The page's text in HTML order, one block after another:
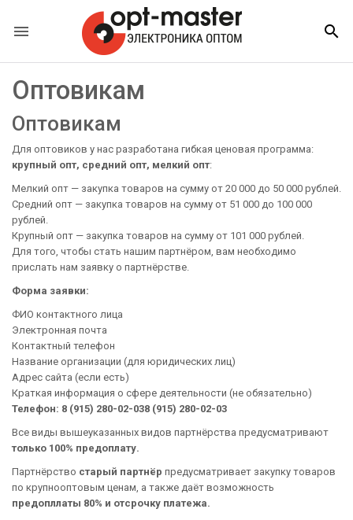
 
Оптовикам
Оптовикам
Для оптовиков у нас разработана гибкая ценовая программа:
крупный опт, средний опт, мелкий опт:
Мелкий опт — закупка товаров на сумму от 20 000 до 50 000 рублей.
Средний опт — закупка товаров на сумму от 51 000 до 100 000
рублей.
Крупный опт — закупка товаров на сумму от 101 000 рублей.
Для того, чтобы стать нашим партнёром, вам необходимо
прислать нам заявку о партнёрстве.
Форма заявки:
ФИО контактного лица
Электронная почта
Контактный телефон
Название организации (для юридических лиц)
Адрес сайта (если есть)
Краткая информация о сфере деятельности (не обязательно)
Телефон: 8 (915) 280-02-038 (915) 280-02-03
Все виды вышеуказанных видов партнёрства предусматривают
только 100% предоплату.
Партнёрство старый партнёр предусматривает закупку товаров
по крупнооптовым ценам, а также даёт возможность
предопллаты 80% и отсрочку платежа.